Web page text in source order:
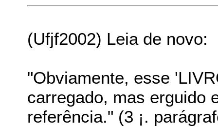
(Ufjf2002) Leia de novo:
"Obviamente, esse
carregado, mas erguido
referência." (3 ¡.